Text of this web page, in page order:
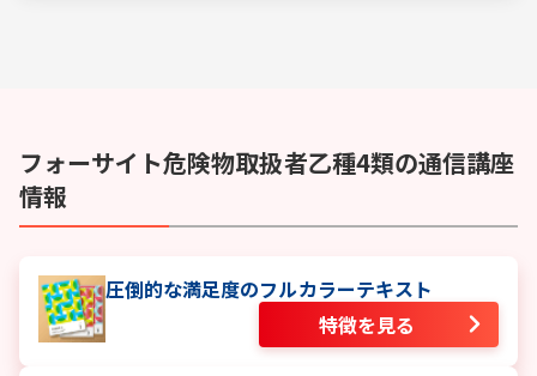
フォーサイト危険物取扱者乙種4類の通信講座
情報
圧倒的な満足度のフルカラーテキスト
特徴を見る